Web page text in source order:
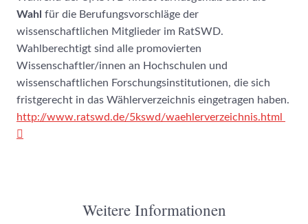
Wahl für die Berufungsvorschläge der
wissenschaftlichen Mitglieder im RatSWD.
Wahlberechtigt sind alle promovierten
Wissenschaftler/innen an Hochschulen und
wissenschaftlichen Forschungsinstitutionen, die sich
fristgerecht in das Wählerverzeichnis eingetragen haben.
http://www.ratswd.de/5kswd/waehlerverzeichnis.html
Weitere Informationen